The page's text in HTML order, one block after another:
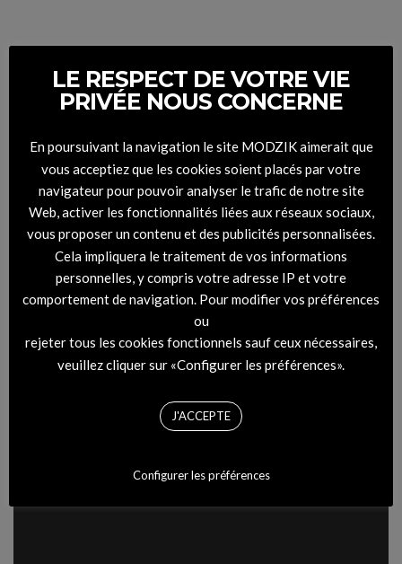
LE RESPECT DE VOTRE VIE
PRIVÉE NOUS CONCERNE
En poursuivant la navigation le site MODZIK aimerait que
vous acceptiez que les cookies soient placés par votre
navigateur pour pouvoir analyser le trafic de notre site
Web, activer les fonctionnalités liées aux réseaux sociaux,
vous proposer un contenu et des publicités personnalisées.
Cela impliquera le traitement de vos informations
personnelles, y compris votre adresse IP et votre
comportement de navigation. Pour modifier vos préférences
ou
rejeter tous les cookies fonctionnels sauf ceux nécessaires,
veuillez cliquer sur «Configurer les préférences».
J'ACCEPTE
Configurer les préférences